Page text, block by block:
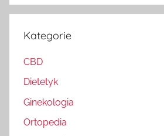
Kategorie
CBD
Dietetyk
Ginekologia
Ortopedia